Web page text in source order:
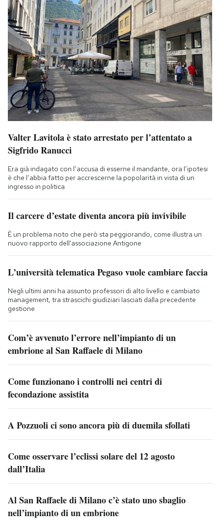
Valter Lavitola è stato arrestato per l’attentato a
Sigfrido Ranucci
Era già indagato con l’accusa di esserne il mandante, ora l’ipotesi
è che l’abbia fatto per accrescerne la popolarità in vista di un
ingresso in politica
Il carcere d’estate diventa ancora più invivibile
È un problema noto che però sta peggiorando, come illustra un
nuovo rapporto dell'associazione Antigone
L’università telematica Pegaso vuole cambiare faccia
Negli ultimi anni ha assunto professori di alto livello e cambiato
management, tra strascichi giudiziari lasciati dalla precedente
gestione
Com’è avvenuto l’errore nell’impianto di un
embrione al San Raffaele di Milano
Come funzionano i controlli nei centri di
fecondazione assistita
A Pozzuoli ci sono ancora più di duemila sfollati
Come osservare l’eclissi solare del 12 agosto
dall’Italia
Al San Raffaele di Milano c’è stato uno sbaglio
nell’impianto di un embrione